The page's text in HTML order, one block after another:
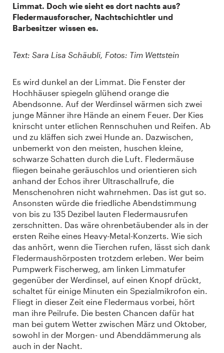
Limmat. Doch wie sieht es dort nachts aus?
Fledermausforscher, Nachtschichtler und
Barbesitzer wissen es.
Text: Sara Lisa Schäubli, Fotos: Tim Wettstein
Es wird dunkel an der Limmat. Die Fenster der
Hochhäuser spiegeln glühend orange die
Abendsonne. Auf der Werdinsel wärmen sich zwei
junge Männer ihre Hände an einem Feuer. Der Kies
knirscht unter etlichen Rennschuhen und Reifen. Ab
und zu kläffen sich zwei Hunde an. Dazwischen,
unbemerkt von den meisten, huschen kleine,
schwarze Schatten durch die Luft. Fledermäuse
fliegen beinahe geräuschlos und orientieren sich
anhand der Echos ihrer Ultraschallrufe, die
Menschenohren nicht wahrnehmen. Das ist gut so.
Ansonsten würde die friedliche Abendstimmung
von bis zu 135 Dezibel lauten Fledermausrufen
zerschnitten. Das wäre ohrenbetäubender als in der
ersten Reihe eines Heavy-Metal-Konzerts. Wie sich
das anhört, wenn die Tierchen rufen, lässt sich dank
Fledermaushörposten trotzdem erleben. Wer beim
Pumpwerk Fischerweg, am linken Limmatufer
gegenüber der Werdinsel, auf einen Knopf drückt,
schaltet für einige Minuten ein Spezialmikrofon ein.
Fliegt in dieser Zeit eine Fledermaus vorbei, hört
man ihre Peilrufe. Die besten Chancen dafür hat
man bei gutem Wetter zwischen März und Oktober,
sowohl in der Morgen- und Abenddämmerung als
auch in der Nacht.